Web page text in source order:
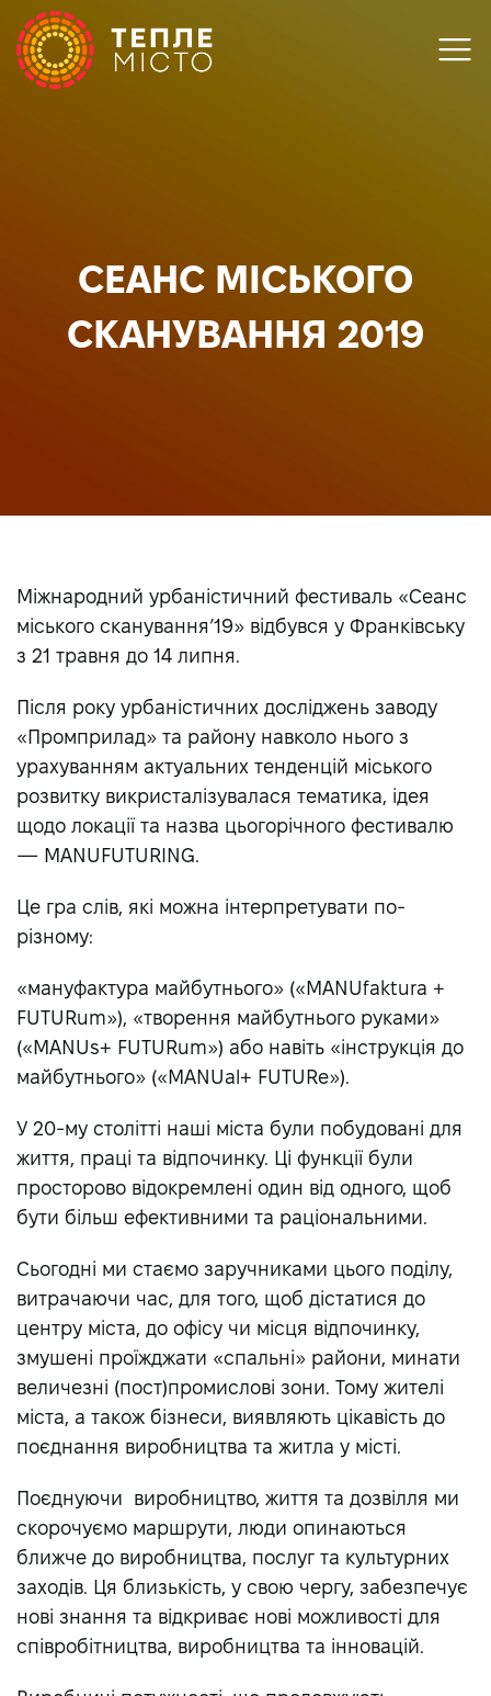
СЕАНС МІСЬКОГО
СКАНУВАННЯ 2019
Міжнародний урбаністичний фестиваль «Сеанс
міського сканування’19» відбувся у Франківську
з 21 травня до 14 липня.
Після року урбаністичних досліджень заводу
«Промприлад» та району навколо нього з
урахуванням актуальних тенденцій міського
розвитку викристалізувалася тематика, ідея
щодо локації та назва цьогорічного фестивалю
— MANUFUTURING.
Це гра слів, які можна інтерпретувати по-
різному:
«мануфактура майбутнього» («MANUfaktura +
FUTURum»), «творення майбутнього руками»
(«MANUs+ FUTURum») або навіть «інструкція до
майбутнього» («MANUal+ FUTURe»).
У 20-му столітті наші міста були побудовані для
життя, праці та відпочинку. Ці функції були
просторово відокремлені один від одного, щоб
бути більш ефективними та раціональними.
Сьогодні ми стаємо заручниками цього поділу,
витрачаючи час, для того, щоб дістатися до
центру міста, до офісу чи місця відпочинку,
змушені проїжджати «спальні» райони, минати
величезні (пост)промислові зони. Тому жителі
міста, а також бізнеси, виявляють цікавість до
поєднання виробництва та житла у місті.
Поєднуючи виробництво, життя та дозвілля ми
скорочуємо маршрути, люди опинаються
ближче до виробництва, послуг та культурних
заходів. Ця близькість, у свою чергу, забезпечує
нові знання та відкриває нові можливості для
співробітництва, виробництва та інновацій.